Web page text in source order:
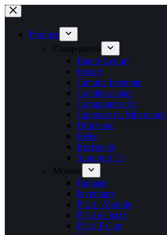
Sari
la
conținutProduse
Componente
Barete Leduri
Becuri
Circuite Integrate
Condensatoare
Componente Pc
Cuptoare cu Microunde
Difuzoare
Relee
Rezistențe
Suporturi Tv
Module
Butoane
Invertoare
Plăci / Module
Plăci de bază
Plăci T-Con